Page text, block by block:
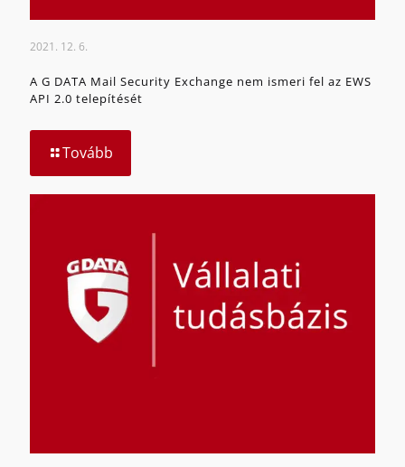
2021. 12. 6.
A G DATA Mail Security Exchange nem ismeri fel az EWS
API 2.0 telepítését
Tovább